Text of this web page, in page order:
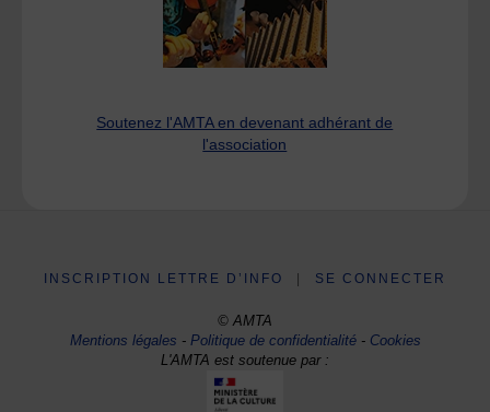
Soutenez l'AMTA en devenant adhérant de
l'association
INSCRIPTION LETTRE D’INFO SE CONNECTER
© AMTA
Mentions légales -Politique de confidentialité- Cookies
L'AMTA est soutenue par :